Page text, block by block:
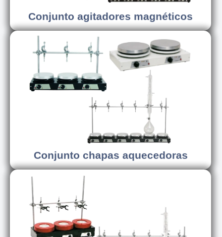
Conjunto agitadores magnéticos
Conjunto chapas aquecedoras
Conjunto chapas aquecedoras
Conhecer os modelos
Conhecer os modelos